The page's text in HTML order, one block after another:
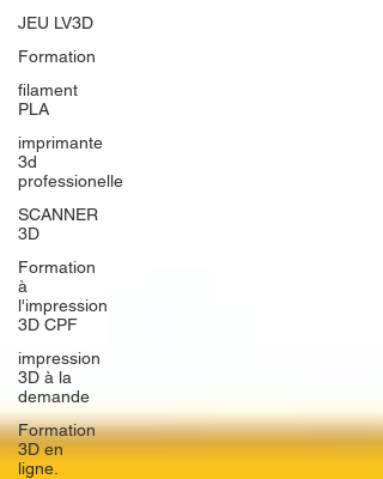
JEU LV3D
Formation
filament
PLA
imprimante
3d
professionelle
SCANNER
3D
Formation
à
l'impression
3D CPF
impression
3D à la
demande
Formation
3D en
ligne.